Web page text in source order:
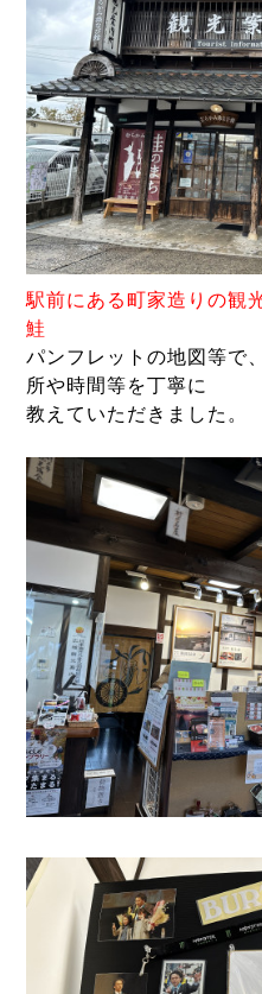
駅前にある町家造りの
鮭
パンフレットの地図等で
所や時間等を丁寧に
教えていただきました。